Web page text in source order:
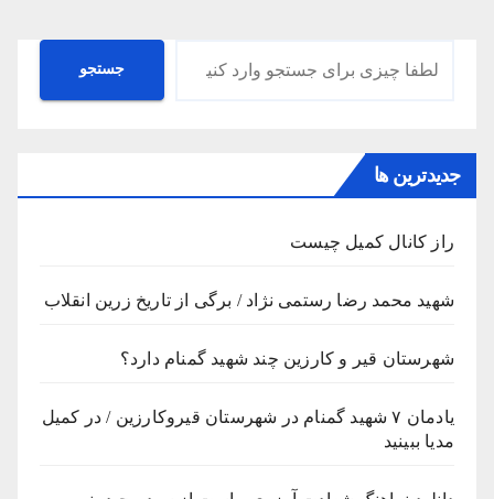
جستجو جستجو
جدیدترین ها
راز کانال کمیل چیست
شهید محمد رضا رستمی نژاد / برگی از تاریخ زرین انقلاب
شهرستان قیر و کارزین چند شهید گمنام دارد؟
یادمان ۷ شهید گمنام در شهرستان قیروکارزین / در کمیل
مدیا ببینید